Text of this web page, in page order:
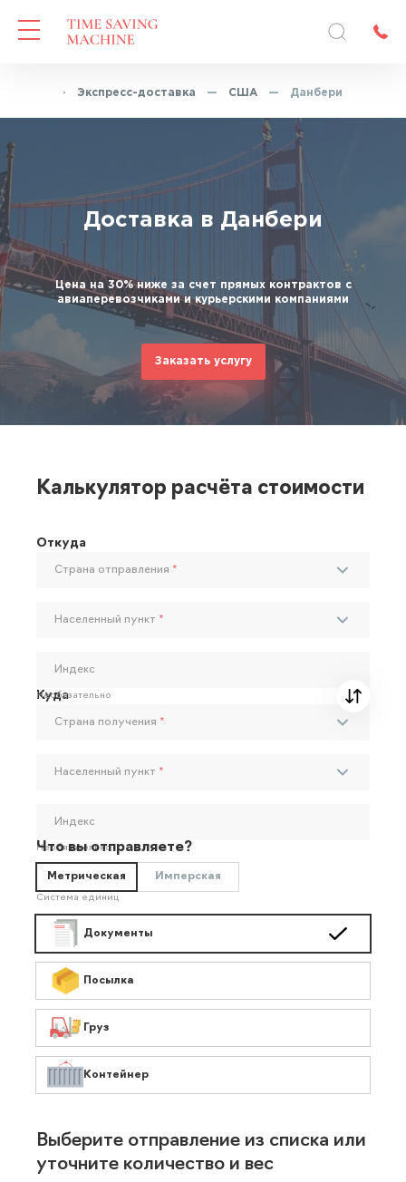
— Экспресс-доставка — США — Данбери
Доставка в Данбери
Цена на 30% ниже за счет прямых контрактов с
авиаперевозчиками и курьерскими компаниями
Заказать услугу
Калькулятор расчёта стоимости
Откуда
Страна отправления *
Населенный пункт *
Индекс
Необязательно
Куда
Страна получения *
Населенный пункт *
Индекс
Необязательно
Что вы отправляете?
Метрическая Имперская
Система единиц
Документы
Посылка
Груз
Контейнер
Выберите отправление из списка или
уточните количество и вес